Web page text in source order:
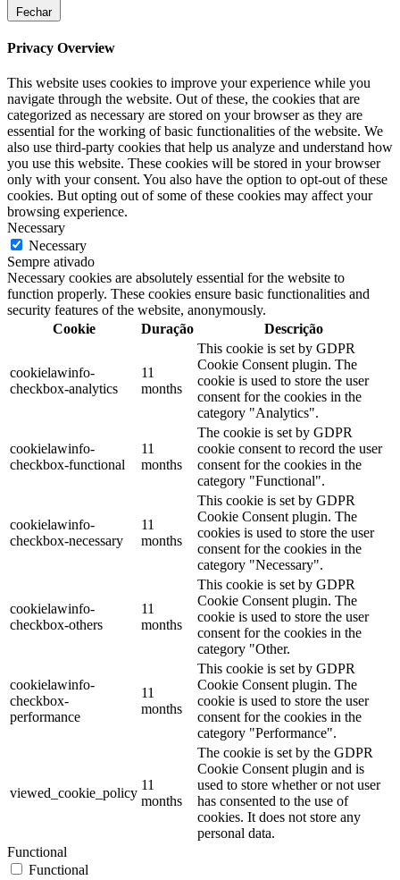
Fechar
Privacy Overview
This website uses cookies to improve your experience while you
navigate through the website. Out of these, the cookies that are
categorized as necessary are stored on your browser as they are
essential for the working of basic functionalities of the website. We
also use third-party cookies that help us analyze and understand how
you use this website. These cookies will be stored in your browser
only with your consent. You also have the option to opt-out of these
cookies. But opting out of some of these cookies may affect your
browsing experience.
Necessary
Necessary
Sempre ativado
Necessary cookies are absolutely essential for the website to
function properly. These cookies ensure basic functionalities and
security features of the website, anonymously.
Cookie
Duração Descrição
cookielawinfo-
checkbox-analytics
11
months
This cookie is set by GDPR
Cookie Consent plugin. The
cookie is used to store the user
consent for the cookies in the
category "Analytics".
cookielawinfo-
checkbox-functional
11
months
The cookie is set by GDPR
cookie consent to record the user
consent for the cookies in the
category "Functional".
cookielawinfo-
checkbox-necessary
11
months
This cookie is set by GDPR
Cookie Consent plugin. The
cookies is used to store the user
consent for the cookies in the
category "Necessary".
cookielawinfo-
checkbox-others
11
months
This cookie is set by GDPR
Cookie Consent plugin. The
cookie is used to store the user
consent for the cookies in the
category "Other.
cookielawinfo-
checkbox-
performance
11
months
This cookie is set by GDPR
Cookie Consent plugin. The
cookie is used to store the user
consent for the cookies in the
category "Performance".
viewed_cookie_policy
11
months
The cookie is set by the GDPR
Cookie Consent plugin and is
used to store whether or not user
has consented to the use of
cookies. It does not store any
personal data.
Functional
Functional